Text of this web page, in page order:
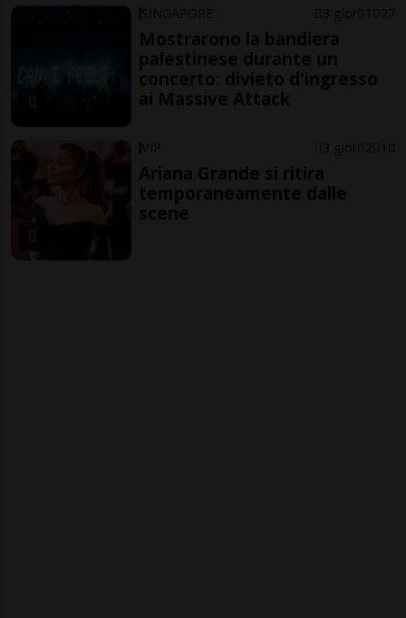
SINGAPORE 3 gior 1 27
Mostrarono la bandiera
palestinese durante un
concerto: divieto d'ingresso
ai Massive Attack
VIP 3 gior 2 10
Ariana Grande si ritira
temporaneamente dalle
scene